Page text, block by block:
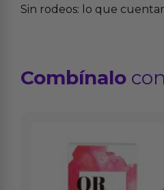
Sin rodeos: lo que
Combínalo